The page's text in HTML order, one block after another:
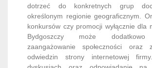
dotrzeć do konkretnych grup
określonym regionie geograficznym.
konkursów czy promocji wyłącznie dla
Bydgoszczy może dodatkowo
zaangażowanie społeczności oraz
odwiedzin strony internetowej